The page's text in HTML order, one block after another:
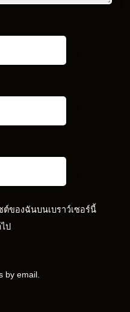
ของฉันบนเบราว์เซอร์นี้
ป
by email.